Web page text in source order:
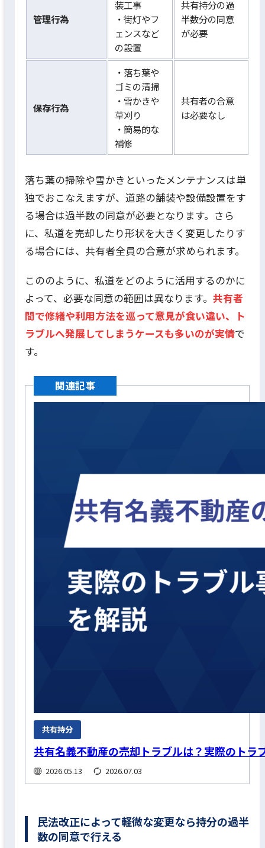
管理行為
装工事
・街灯やフ
ェンスなど
の設置
共有持分の過
半数分の同意
が必要
保存行為
・落ち葉や
ゴミの清掃
・雪かきや
草刈り
・簡易的な
補修
共有者の合意
は必要なし
落ち葉の掃除や雪かきといったメンテナンスは単
独でおこなえますが、道路の舗装や設備設置をす
る場合は過半数の同意が必要となります。さら
に、私道を売却したり形状を大きく変更したりす
る場合には、共有者全員の合意が求められます。
こののように、私道をどのように活用するのかに
よって、必要な同意の範囲は異なります。 共有者
間で修繕や利用方法を巡って意見が食い違い、ト
ラブルへ発展してしまうケースも多いのが実情で
す。
関連記事
共有持分
共有名義不動産の売却トラブルは？実際のトラ
2026.05.13 2026.07.03
民法改正によって軽微な変更なら持分の過半
数の同意で行える